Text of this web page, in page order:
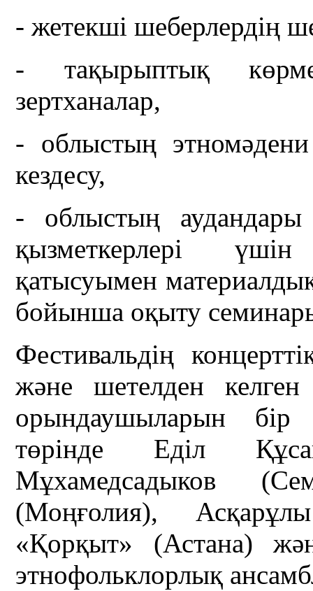
- жетекші шеберлердің
- тақырыптық
зертханалар,
- облыстың этномәдени
кездесу,
- облыстың
қызметкерлері
қатысуымен
бойынша оқыту
Фестивальдің
және шетелден
орындаушыларын бір
төрінде Еділ
Мұхамедсадыков
(Моңғолия),
«Қорқыт» (Астана)
этнофольклорлық